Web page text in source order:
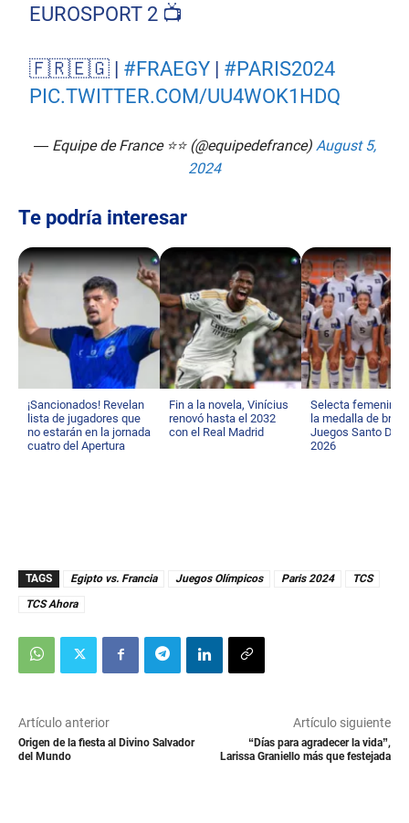
EUROSPORT 2 📺
🇫🇷🇪🇬 | #FRAEGY | #PARIS2024
PIC.TWITTER.COM/UU4WOK1HDQ
— Equipe de France ⭐⭐ (@equipedefrance) August 5,
2024
Te podría interesar
¡Sancionados! Revelan
lista de jugadores que
no estarán en la jornada
cuatro del Apertura
Fin a la novela, Vinícius
renovó hasta el 2032
con el Real Madrid
Selecta femenina
la medalla de
Juegos Santo
2026
TAGS Egipto vs. Francia Juegos Olímpicos Paris 2024
TCS
TCS Ahora
Artículo anterior
Origen de la fiesta al Divino Salvador
del Mundo
Artículo siguiente
“Días para agradecer la vida”,
Larissa Graniello más que festejada